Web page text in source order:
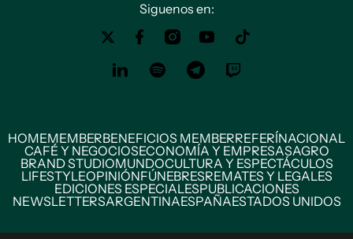
Siguenos en:
HOMEMEMBERBENEFICIOS MEMBERREFERÍNACIONAL
CAFÉ Y NEGOCIOSECONOMÍA Y EMPRESASAGRO
BRAND STUDIOMUNDOCULTURA Y ESPECTÁCULOS
LIFESTYLEOPINIÓNFÚNEBRESREMATES Y LEGALES
EDICIONES ESPECIALESPUBLICACIONES
NEWSLETTERSARGENTINAESPAÑAESTADOS UNIDOS